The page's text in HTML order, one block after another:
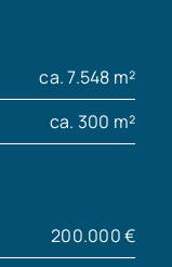
ca. 7.548 m²
ca. 300 m²
200.000 €